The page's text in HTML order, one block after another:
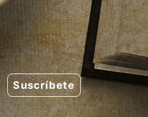
Suscríbete